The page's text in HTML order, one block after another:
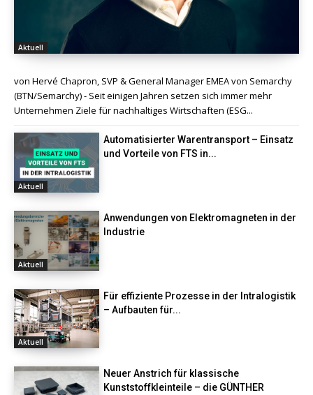
Aktuell
von Hervé Chapron, SVP & General Manager EMEA von Semarchy
(BTN/Semarchy) - Seit einigen Jahren setzen sich immer mehr
Unternehmen Ziele für nachhaltiges Wirtschaften (ESG...
Aktuell
Automatisierter Warentransport – Einsatz
und Vorteile von FTS in...
Aktuell
Anwendungen von Elektromagneten in der
Industrie
Aktuell
Für effiziente Prozesse in der Intralogistik
– Aufbauten für...
Neuer Anstrich für klassische
Kunststoffkleinteile – die GÜNTHER